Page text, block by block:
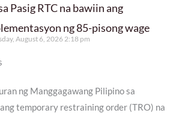
Pasig RTC na bawiin ang
ng 85-pisong wage
August 6, 2026 2:18 pm
ng Manggagawang Pilipino sa
temporary restraining order (TRO) na